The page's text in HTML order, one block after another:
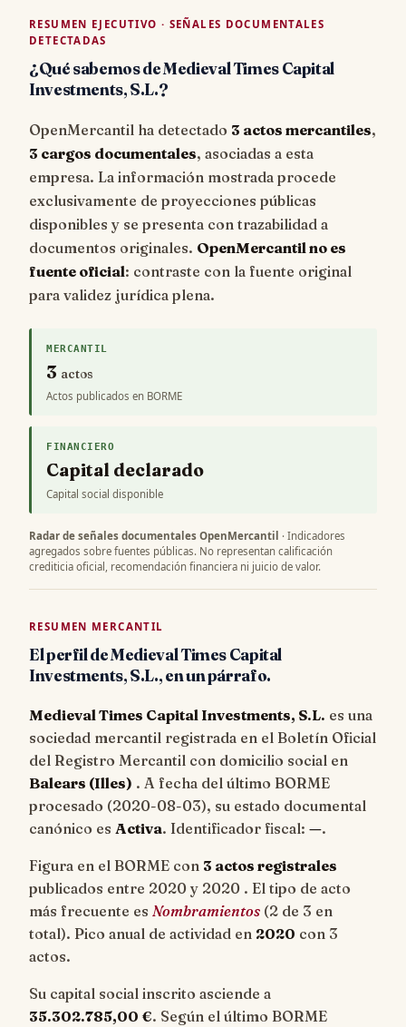
RESUMEN EJECUTIVO · SEÑALES DOCUMENTALES
DETECTADAS
¿Qué sabemos de Medieval Times Capital
Investments, S.L.?
OpenMercantil ha detectado 3 actos mercantiles,
3 cargos documentales, asociadas a esta
empresa. La información mostrada procede
exclusivamente de proyecciones públicas
disponibles y se presenta con trazabilidad a
documentos originales. OpenMercantil no es
fuente oficial: contraste con la fuente original
para validez jurídica plena.
MERCANTIL
3 actos
Actos publicados en BORME
FINANCIERO
Capital declarado
Capital social disponible
Radar de señales documentales OpenMercantil · Indicadores
agregados sobre fuentes públicas. No representan calificación
crediticia oficial, recomendación financiera ni juicio de valor.
RESUMEN MERCANTIL
El perfil de Medieval Times Capital
Investments, S.L., en un párrafo.
Medieval Times Capital Investments, S.L. es una
sociedad mercantil registrada en el Boletín Oficial
del Registro Mercantil con domicilio social en
Balears (Illes) . A fecha del último BORME
procesado (2020-08-03), su estado documental
canónico es Activa. Identificador fiscal: —.
Figura en el BORME con 3 actos registrales
publicados entre 2020 y 2020 . El tipo de acto
más frecuente es Nombramientos (2 de 3 en
total). Pico anual de actividad en 2020 con 3
actos.
Su capital social inscrito asciende a
35.302.785,00 €. Según el último BORME